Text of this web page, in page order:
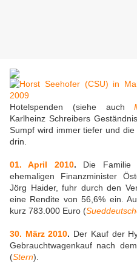
Hotelspenden (siehe auch
Karlheinz Schreibers
Sumpf wird immer tiefer und die
drin.
01. April 2010. Die Familie
ehemaligen Finanzminister
Jörg Haider, fuhr durch den
eine Rendite von 56,6% ein.
kurz 783.000 Euro (
30. März 2010. Der Kauf der
Gebrauchtwagenkauf nach
(Stern).